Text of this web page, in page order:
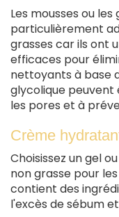
Les mousses ou
particulièrement
grasses car ils ont
efficaces pour
nettoyants à base
glycolique
les pores et à
Crème
Choisissez un gel
non grasse pour
contient des
l'excès de sébum